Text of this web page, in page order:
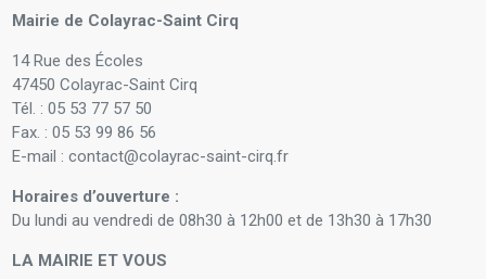
Mairie de Colayrac-Saint Cirq
14 Rue des Écoles
47450 Colayrac-Saint Cirq
Tél. : 05 53 77 57 50
Fax. : 05 53 99 86 56
E-mail : contact@colayrac-saint-cirq.fr
Horaires d’ouverture :
Du lundi au vendredi de 08h30 à 12h00 et de 13h30 à 17h30
LA MAIRIE ET VOUS